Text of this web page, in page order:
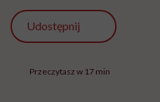
Udostępnij
Przeczytasz w 17 min